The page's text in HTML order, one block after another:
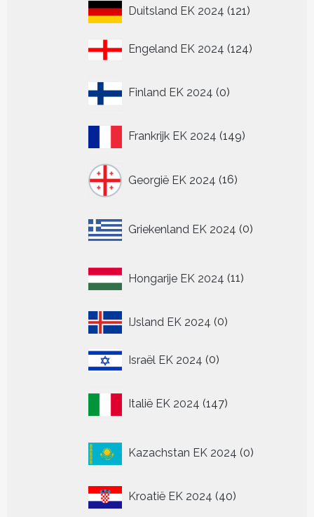
Duitsland EK 2024 121121
Engeland EK 2024 124124
Finland EK 2024 0
producten
Frankrijk EK 2024 149149
Georgië EK 2024 16
producten
Griekenland EK 2024 0
producten
Hongarije EK 2024 11
producten
IJsland EK 2024 00
Israël EK 2024 00
Italië EK 2024 147
producten
Kazachstan EK 2024 0
producten
Kroatië EK 2024 4040